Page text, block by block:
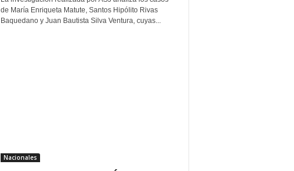
de María Enriqueta Matute, Santos Hipólito Rivas
Baquedano y Juan Bautista Silva Ventura, cuyas...
Nacionales